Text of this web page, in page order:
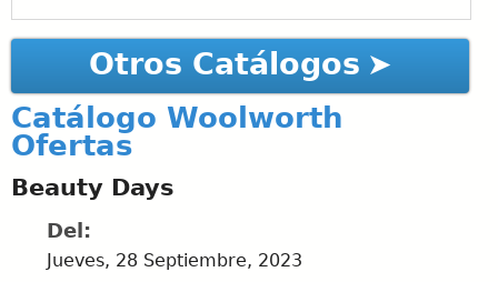
Otros Catálogos
Catálogo Woolworth
Ofertas
Beauty Days
Del:
Jueves, 28 Septiembre, 2023